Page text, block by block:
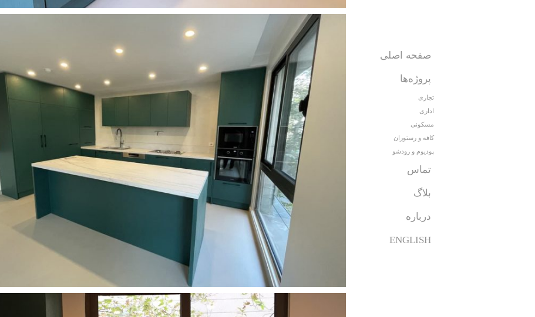
صفحه اصلی
پروژه‌‌ها
تجاری
اداری
مسکونی
کافه و رستوران
پودیوم و رودشو
تماس
بلاگ
درباره
ENGLISH